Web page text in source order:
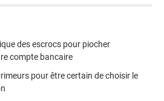
des escrocs pour piocher
compte bancaire
pour être certain de choisir le